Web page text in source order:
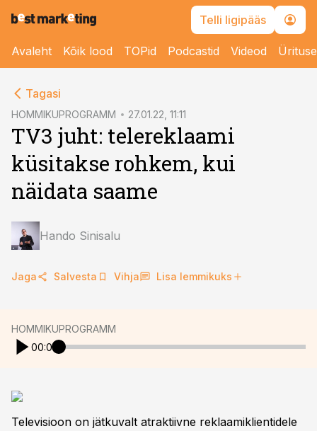
Telli ligipääs
Avaleht Kõik lood TOPid Podcastid Videod
Tagasi
HOMMIKUPROGRAMM 27.01.22, 11:11
TV3 juht: telereklaami
küsitakse rohkem, kui
näidata saame
Hando Sinisalu
Jaga Salvesta Vihja Lisa lemmikuks
HOMMIKUPROGRAMM
00:00
Televisioon on jätkuvalt atraktiivne reklaamiklientidele